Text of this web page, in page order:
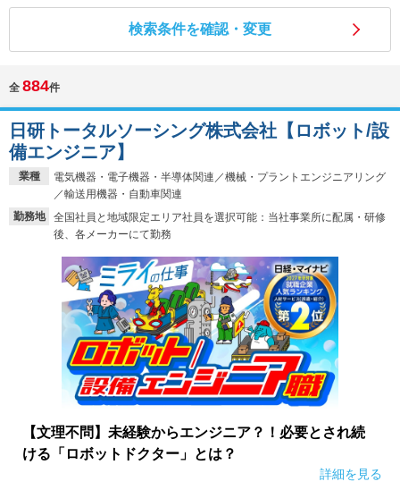
【4年生】
説明会を探す
【1～3年生】
インターンを探す
就活ノウハウ・サポート
就活支援
就活ノウハウが満載！
適職診断
あなたに合う仕事を診断！
就活チャンネル
動画で対策講座をチェック
就活ニュースペーパー
就活時事ニュースを更新
よくある質問
不明点があればこちら
検索条件を確認・変更
全 884件
業種
電気機器・電子機器・半導体関連／機械・プラントエンジニアリング
／輸送用機器・自動車関連
勤務地
全国社員と地域限定エリア社員を選択可能：当社事業所に配属・研修
後、各メーカーにて勤務
日研トータルソーシング株式会社【ロボット/設
備エンジニア】
【文理不問】未経験からエンジニア？！必要とされ続
ける「ロボットドクター」とは？
詳細を見る